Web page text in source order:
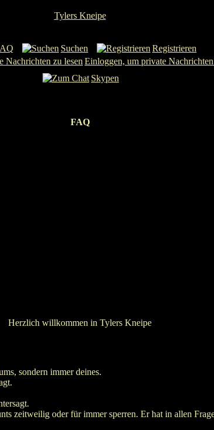
Tylers Kneipe
Suchen
Registrieren
Einloggen, um private Nachrichten
Skypen
FAQ
Herzlich willkommen in Tylers Kneipe
sondern immer deines.
zeitweilig oder für immer sperren. Er hat in allen